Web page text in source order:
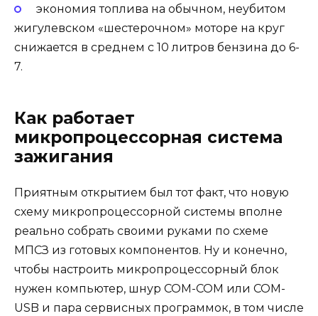
экономия топлива на обычном, неубитом
жигулевском «шестерочном» моторе на круг
снижается в среднем с 10 литров бензина до 6-
7.
Как работает
микропроцессорная система
зажигания
Приятным открытием был тот факт, что новую
схему микропроцессорной системы вполне
реально собрать своими руками по схеме
МПСЗ из готовых компонентов. Ну и конечно,
чтобы настроить микропроцессорный блок
нужен компьютер, шнур СОМ-СОМ или СОМ-
USB и пара сервисных программок, в том числе